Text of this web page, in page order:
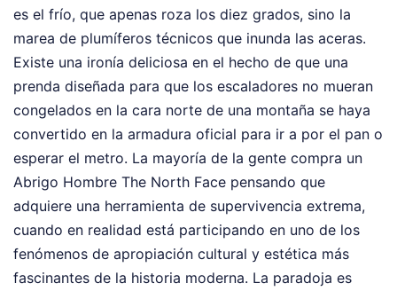
es el frío, que apenas roza los diez grados, sino la
marea de plumíferos técnicos que inunda las aceras.
Existe una ironía deliciosa en el hecho de que una
prenda diseñada para que los escaladores no mueran
congelados en la cara norte de una montaña se haya
convertido en la armadura oficial para ir a por el pan o
esperar el metro. La mayoría de la gente compra un
Abrigo Hombre The North Face pensando que
adquiere una herramienta de supervivencia extrema,
cuando en realidad está participando en uno de los
fenómenos de apropiación cultural y estética más
fascinantes de la historia moderna. La paradoja es